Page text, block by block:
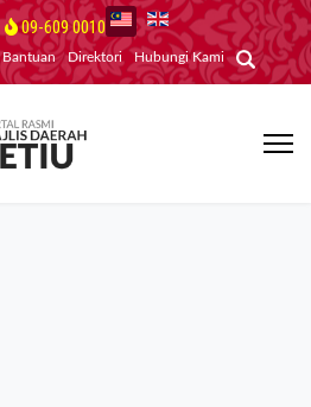
09-609 0010
Bantuan Direktori Hubungi Kami